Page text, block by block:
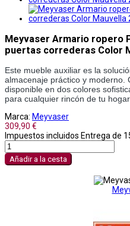
Meyvaser Armario ropero
puertas correderas Color
Este mueble auxiliar es la
almacenaje práctico y moderno.
disponible en dos colores
para cualquier rincón de tu hogar.
Marca: Meyvaser
309,90 €
Impuestos incluidos Entrega de
Añadir a la cesta